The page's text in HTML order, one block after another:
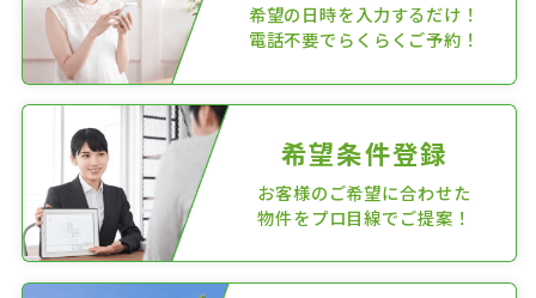
希望の日時を入力するだけ！
電話不要でらくらくご予約！
希望条件登録
お客様のご希望に合わせた
物件をプロ目線でご提案！